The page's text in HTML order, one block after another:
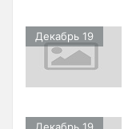
Декабрь 19